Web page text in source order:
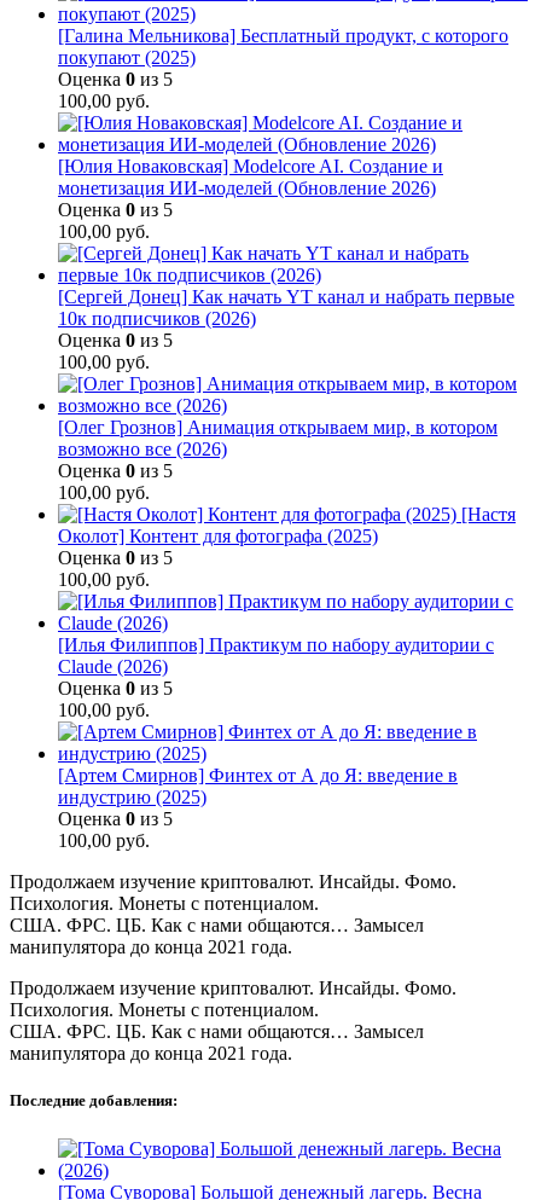
[Галина Мельникова] Бесплатный продукт, с которого
покупают (2025)
Оценка 0 из 5
100,00 руб.
[Юлия Новаковская] Modelcore AI. Создание и
монетизация ИИ-моделей (Обновление 2026)
Оценка 0 из 5
100,00 руб.
[Сергей Донец] Как начать YT канал и набрать первые
10к подписчиков (2026)
Оценка 0 из 5
100,00 руб.
[Олег Грознов] Анимация открываем мир, в котором
возможно все (2026)
Оценка 0 из 5
100,00 руб.
[Настя
Околот] Контент для фотографа (2025)
Оценка 0 из 5
100,00 руб.
[Илья Филиппов] Практикум по набору аудитории с
Claude (2026)
Оценка 0 из 5
100,00 руб.
[Артем Смирнов] Финтех от А до Я: введение в
индустрию (2025)
Оценка 0 из 5
100,00 руб.
Продолжаем изучение криптовалют. Инсайды. Фомо.
Психология. Монеты с потенциалом.
США. ФРС. ЦБ. Как с нами общаются… Замысел
манипулятора до конца 2021 года.
Продолжаем изучение криптовалют. Инсайды. Фомо.
Психология. Монеты с потенциалом.
США. ФРС. ЦБ. Как с нами общаются… Замысел
манипулятора до конца 2021 года.
Последние добавления:
[Тома Суворова] Большой денежный лагерь. Весна